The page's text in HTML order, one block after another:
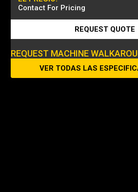
Contact For Pricing
REQUEST QUOTE
REQUEST MACHINE
VER TODAS LAS